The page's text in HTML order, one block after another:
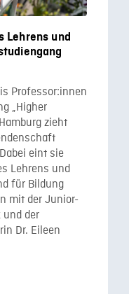
Lehrens und
Professor:innen
„Higher
zieht
eint sie
Lehrens und
für Bildung
mit der Junior-
und der
Dr. Eileen